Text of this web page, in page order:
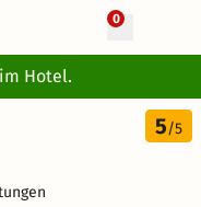
0
Hotel.
3 Tage
199 €
5/5